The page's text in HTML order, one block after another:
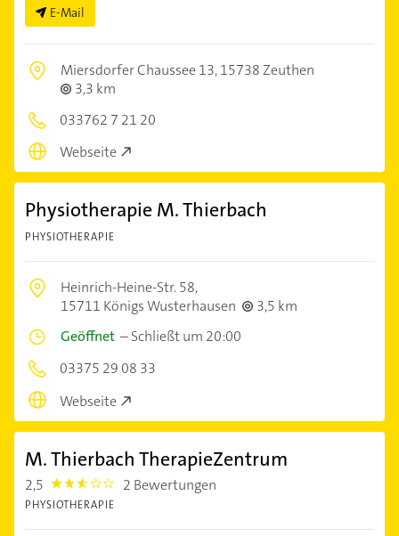
E-Mail
Miersdorfer Chaussee 13,15738 Zeuthen
3,3 km
033762 7 21 20
Webseite
Physiotherapie M. Thierbach
PHYSIOTHERAPIE
Heinrich-Heine-Str. 58,
15711 Königs Wusterhausen
3,5 km
Geöffnet –Schließt um 20:00
03375 29 08 33
Webseite
M. Thierbach TherapieZentrum
2,5 2.5 2 Bewertungen
PHYSIOTHERAPIE